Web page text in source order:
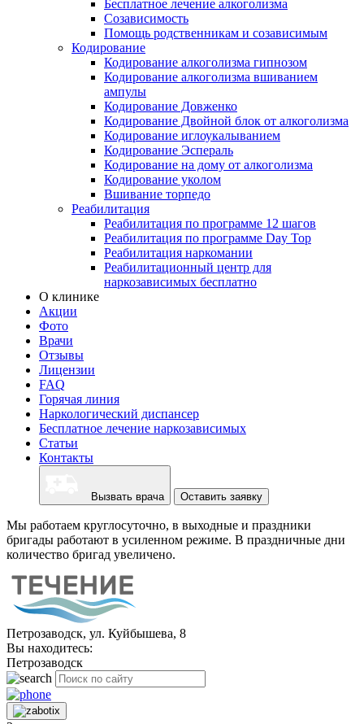
Бесплатное лечение алкоголизма
Созависимость
Помощь родственникам и созависимым
Кодирование
Кодирование алкоголизма гипнозом
Кодирование алкоголизма вшиванием
ампулы
Кодирование Довженко
Кодирование Двойной блок от алкоголизма
Кодирование иглоукалыванием
Кодирование Эспераль
Кодирование на дому от алкоголизма
Кодирование уколом
Вшивание торпедо
Реабилитация
Реабилитация по программе 12 шагов
Реабилитация по программе Day Top
Реабилитация наркомании
Реабилитационный центр для
наркозависимых бесплатно
О клинике
Акции
Фото
Врачи
Отзывы
Лицензии
FAQ
Горячая линия
Наркологический диспансер
Бесплатное лечение наркозависимых
Статьи
Контакты
Вызвать врача Оставить заявку
Мы работаем круглосуточно, в выходные и праздники
бригады работают в усиленном режиме. В праздничные дни
количество бригад увеличено.
Петрозаводск, ул. Куйбышева, 8
Вы находитесь:
Петрозаводск